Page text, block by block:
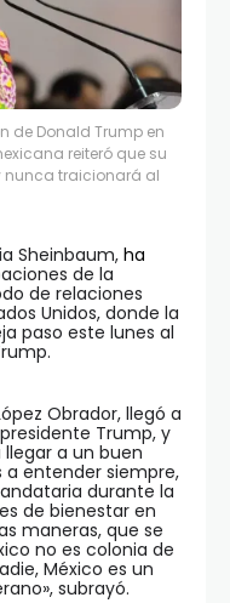
de Donald Trump en
reiteró que su
nunca traicionará al
Sheinbaum, ha
de la
de relaciones
Unidos, donde la
paso este lunes al
Obrador, llegó a
Trump, y
a un buen
entender siempre,
durante la
de bienestar en
maneras, que se
no es colonia de
México es un
subrayó.